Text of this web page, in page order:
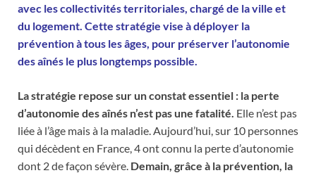
avec les collectivités territoriales, chargé de la ville et
du logement. Cette stratégie vise à déployer la
prévention à tous les âges, pour préserver l’autonomie
des aînés le plus longtemps possible.
La stratégie repose sur un constat essentiel : la perte
d’autonomie des aînés n’est pas une fatalité. Elle n’est pas
liée à l’âge mais à la maladie. Aujourd’hui, sur 10 personnes
qui décèdent en France, 4 ont connu la perte d’autonomie
dont 2 de façon sévère. Demain, grâce à la prévention, la